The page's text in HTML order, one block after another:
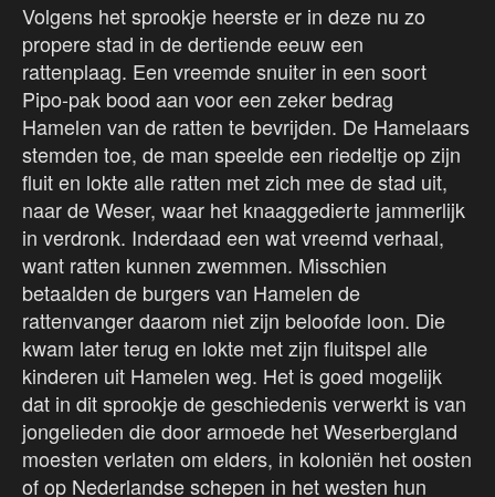
Volgens het sprookje heerste er in deze nu zo
propere stad in de dertiende eeuw een
rattenplaag. Een vreemde snuiter in een soort
Pipo-pak bood aan voor een zeker bedrag
Hamelen van de ratten te bevrijden. De Hamelaars
stemden toe, de man speelde een riedeltje op zijn
fluit en lokte alle ratten met zich mee de stad uit,
naar de Weser, waar het knaaggedierte jammerlijk
in verdronk. Inderdaad een wat vreemd verhaal,
want ratten kunnen zwemmen. Misschien
betaalden de burgers van Hamelen de
rattenvanger daarom niet zijn beloofde loon. Die
kwam later terug en lokte met zijn fluitspel alle
kinderen uit Hamelen weg. Het is goed mogelijk
dat in dit sprookje de geschiedenis verwerkt is van
jongelieden die door armoede het Weserbergland
moesten verlaten om elders, in koloniën het oosten
of op Nederlandse schepen in het westen hun